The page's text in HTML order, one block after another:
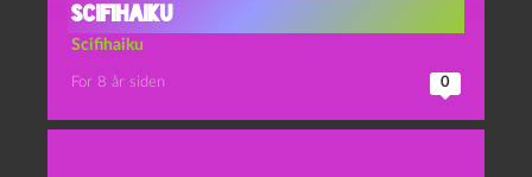
Scifihaiku
Scifihaiku
For 8 år siden 0